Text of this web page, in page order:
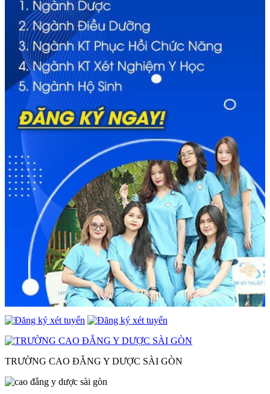
TRƯỜNG CAO ĐẲNG Y DƯỢC SÀI GÒN